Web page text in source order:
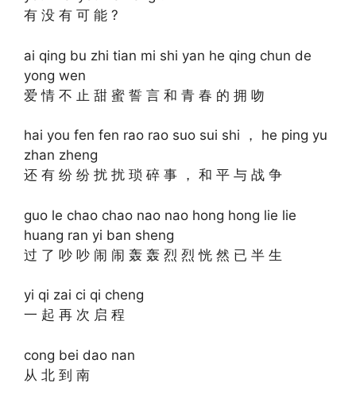
有 没 有 可 能 ?
ai qing bu zhi tian mi shi yan he qing chun de
yong wen
爱 情 不 止 甜 蜜 誓 言 和 青 春 的 拥 吻
hai you fen fen rao rao suo sui shi ， he ping yu
zhan zheng
还 有 纷 纷 扰 扰 琐 碎 事 ， 和 平 与 战 争
guo le chao chao nao nao hong hong lie lie
huang ran yi ban sheng
过 了 吵 吵 闹 闹 轰 轰 烈 烈 恍 然 已 半 生
yi qi zai ci qi cheng
一 起 再 次 启 程
cong bei dao nan
从 北 到 南